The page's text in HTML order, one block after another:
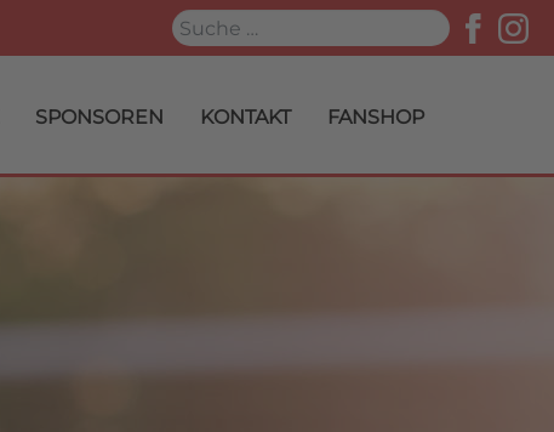
Suchen
SPONSOREN KONTAKT FANSHOP